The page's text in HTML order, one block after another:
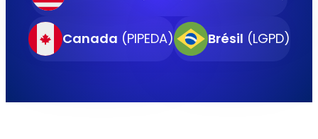
Canada (PIPEDA) Brésil (LGPD)